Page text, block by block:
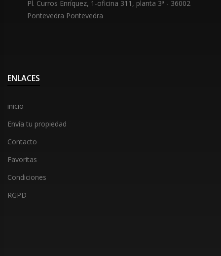
Pl. Curros Enríquez, 1-oficina 311, planta 3ª - 36002
Pontevedra Pontevedra
ENLACES
inicio
Envía tu propiedad
Contacto
Favoritas
Condiciones
RGPD